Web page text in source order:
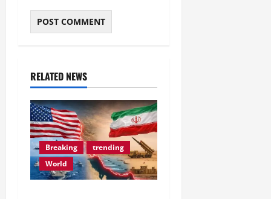
RELATED NEWS
Breaking
trending
World